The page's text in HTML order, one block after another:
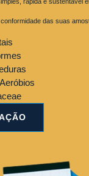
das suas